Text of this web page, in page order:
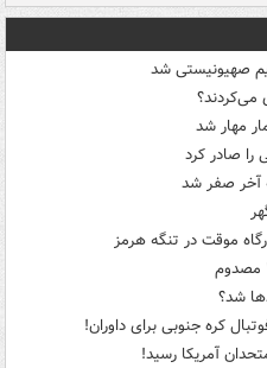
صهیونیستی شد
می‌کردند؟
مهار شد
را صادر کرد
آخر صفر شد
موقت در تنگه هرمز
شد؟
کره جنوبی برای داوران!
آمریکا رسید!